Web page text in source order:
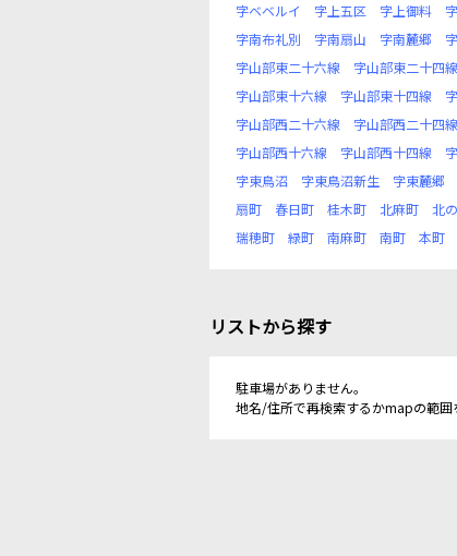
字ベベルイ
字上五区 字上御料
字南布礼別
字南扇山 字南麓郷
字山部東二十六線
字山部東二十四線
字山部東十六線
字山部東十四線
字山部西二十六線
字山部西二十四線
字山部西十六線
字山部西十四線
字東鳥沼
字東鳥沼新生 字東麓郷
扇町
春日町 桂木町 北麻町 北
瑞穂町
緑町 南麻町 南町 本町
リストから探す
駐車場がありません。
地名/住所で再検索するかmapの範囲